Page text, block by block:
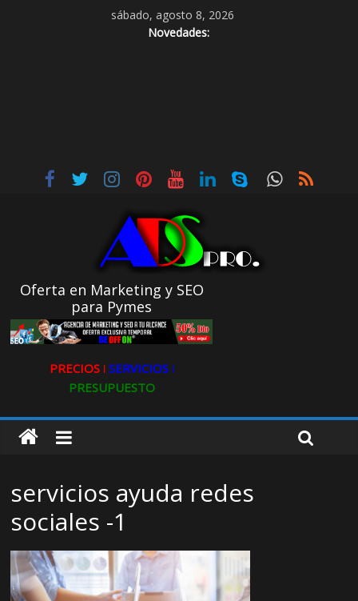
sábado, agosto 8, 2026
Novedades:
Oferta en Marketing y SEO
para Pymes
PRECIOS ǀ SERVICIOS ǀ
PRESUPUESTO
servicios ayuda redes
sociales -1